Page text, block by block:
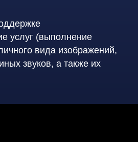
услуг (выполнение
вида изображений,
звуков, а также их